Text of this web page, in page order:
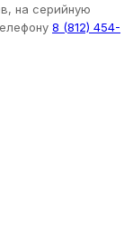
на серийную
8 (812) 454-